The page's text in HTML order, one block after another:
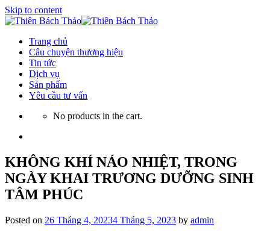
Skip to content
Trang chủ
Câu chuyện thương hiệu
Tin tức
Dịch vụ
Sản phẩm
Yêu cầu tư vấn
No products in the cart.
KHÔNG KHÍ NÁO NHIỆT, TRONG
NGÀY KHAI TRƯƠNG DƯỠNG SINH
TÂM PHÚC
Posted on 26 Tháng 4, 20234 Tháng 5, 2023 by admin